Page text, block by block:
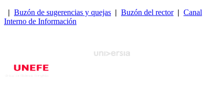
| Buzón de sugerencias y quejas | Buzón del rector| Canal
Interno de Información